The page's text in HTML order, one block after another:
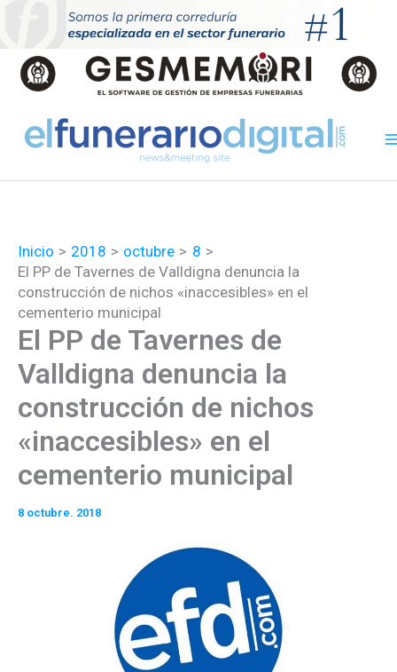
contenido
Inicio 2018 octubre
8
El PP de Tavernes de Valldigna denuncia la
construcción de nichos «inaccesibles» en el
cementerio municipal
El PP de Tavernes de
Valldigna denuncia la
construcción de nichos
«inaccesibles» en el
cementerio municipal
8 octubre. 2018